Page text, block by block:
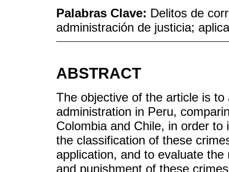
Palabras Clave: Delitos de
administración de justicia;
ABSTRACT
The objective of the article is
administration in Peru,
Colombia and Chile, in order
the classification of these
application, and to evaluate
and punishment of these